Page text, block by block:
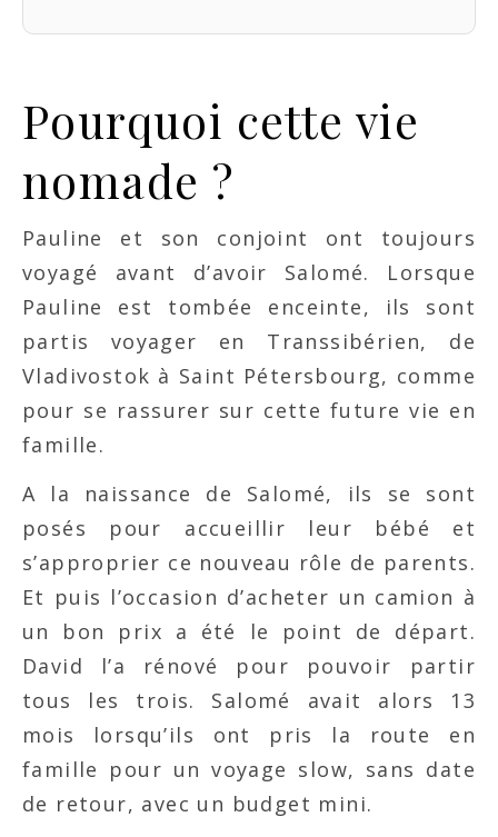
Pourquoi cette vie
nomade ?
Pauline et son conjoint ont toujours
voyagé avant d’avoir Salomé. Lorsque
Pauline est tombée enceinte, ils sont
partis voyager en Transsibérien, de
Vladivostok à Saint Pétersbourg, comme
pour se rassurer sur cette future vie en
famille.
A la naissance de Salomé, ils se sont
posés pour accueillir leur bébé et
s’approprier ce nouveau rôle de parents.
Et puis l’occasion d’acheter un camion à
un bon prix a été le point de départ.
David l’a rénové pour pouvoir partir
tous les trois. Salomé avait alors 13
mois lorsqu’ils ont pris la route en
famille pour un voyage slow, sans date
de retour, avec un budget mini.